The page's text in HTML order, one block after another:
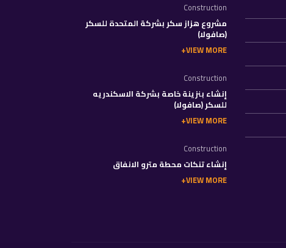
Construction
مشروع هزاز سكر بشركة المتحدة للسكر
(صافولا)
VIEW MORE
Construction
إنشاء بنزينة خاصة بشركة الاسكندريه
للسكر (صافولا)
VIEW MORE
Construction
إنشاء تنكات محطة مترو الانفاق
VIEW MORE